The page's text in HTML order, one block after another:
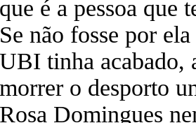
que é a pessoa que
Se não fosse por
UBI tinha acabado,
morrer o desporto
Rosa Domingues